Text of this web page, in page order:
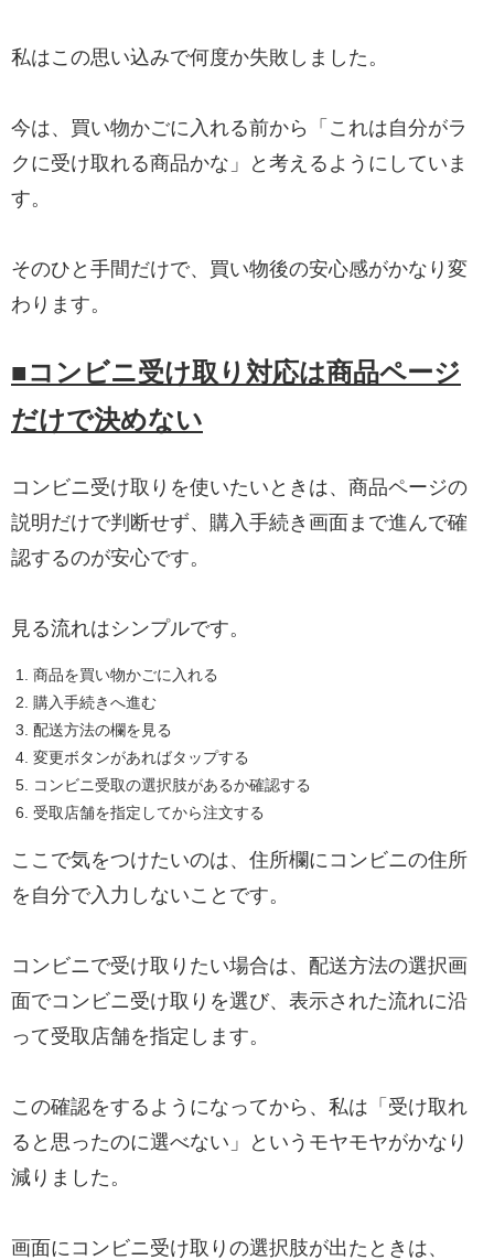
私はこの思い込みで何度か失敗しました。
今は、買い物かごに入れる前から「これは自分がラ
クに受け取れる商品かな」と考えるようにしていま
す。
そのひと手間だけで、買い物後の安心感がかなり変
わります。
■コンビニ受け取り対応は商品ページ
だけで決めない
コンビニ受け取りを使いたいときは、商品ページの
説明だけで判断せず、購入手続き画面まで進んで確
認するのが安心です。
見る流れはシンプルです。
商品を買い物かごに入れる
購入手続きへ進む
配送方法の欄を見る
変更ボタンがあればタップする
コンビニ受取の選択肢があるか確認する
受取店舗を指定してから注文する
ここで気をつけたいのは、住所欄にコンビニの住所
を自分で入力しないことです。
コンビニで受け取りたい場合は、配送方法の選択画
面でコンビニ受け取りを選び、表示された流れに沿
って受取店舗を指定します。
この確認をするようになってから、私は「受け取れ
ると思ったのに選べない」というモヤモヤがかなり
減りました。
画面にコンビニ受け取りの選択肢が出たときは、